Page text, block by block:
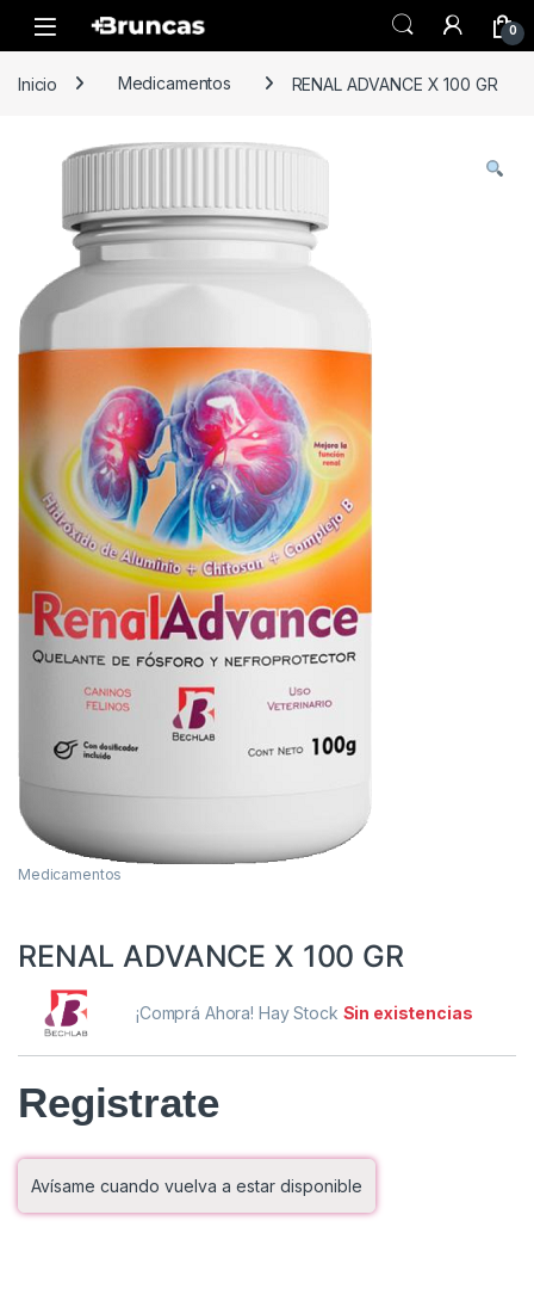
Skip to navigation
Skip to content
0
Inicio Medicamentos RENAL ADVANCE X 100 GR
Medicamentos
RENAL ADVANCE X 100 GR
¡Comprá Ahora! Hay Stock Sin existencias
Registrate
Avísame cuando vuelva a estar disponible